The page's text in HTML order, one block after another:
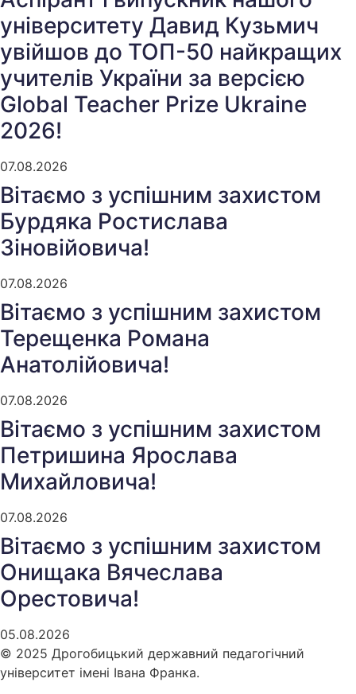
університету Давид Кузьмич
увійшов до ТОП-50 найкращих
учителів України за версією
Global Teacher Prize Ukraine
2026!
07.08.2026
Вітаємо з успішним захистом
Бурдяка Ростислава
Зіновійовича!
07.08.2026
Вітаємо з успішним захистом
Терещенка Романа
Анатолійовича!
07.08.2026
Вітаємо з успішним захистом
Петришина Ярослава
Михайловича!
07.08.2026
Вітаємо з успішним захистом
Онищака Вячеслава
Орестовича!
05.08.2026
© 2025 Дрогобицький державний педагогічний
університет імені Івана Франка.